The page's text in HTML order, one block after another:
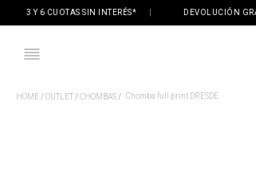
3 Y 6 CUOTAS SIN INTERÉS* | DEVOLUCIÓN GRATIS
OUTLET CHOMBAS Chomba full print DRESDE